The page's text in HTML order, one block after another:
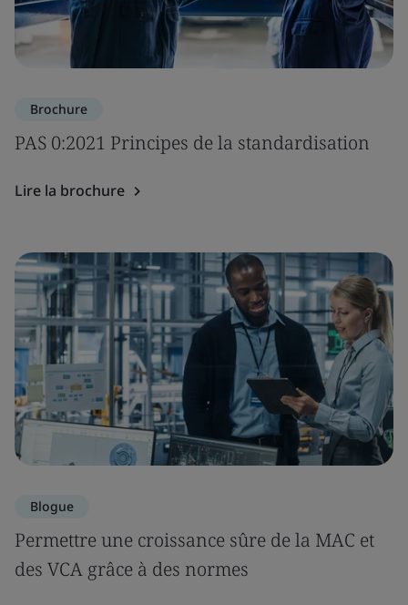
Brochure
PAS 0:2021 Principes de la standardisation
Lire la brochure
Blogue
Permettre une croissance sûre de la MAC et
des VCA grâce à des normes